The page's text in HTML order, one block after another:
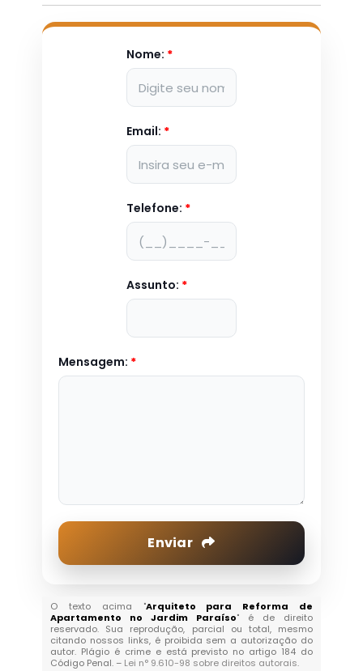
Nome: *
Email: *
Telefone: *
Assunto: *
Mensagem: *
Enviar
O texto acima "Arquiteto para Reforma de
Apartamento no Jardim Paraíso" é de direito
reservado. Sua reprodução, parcial ou total, mesmo
citando nossos links, é proibida sem a autorização do
autor. Plágio é crime e está previsto no artigo 184 do
Código Penal. – Lei n° 9.610-98 sobre direitos autorais.